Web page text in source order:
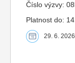
Číslo výzvy:
Platnost do:
29. 6. 2026